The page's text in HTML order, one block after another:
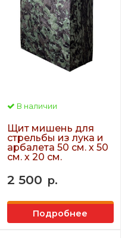
В наличии
Щит мишень для
стрельбы из лука и
арбалета 50 см. х 50
см. х 20 см.
2 500 р.
Подробнее